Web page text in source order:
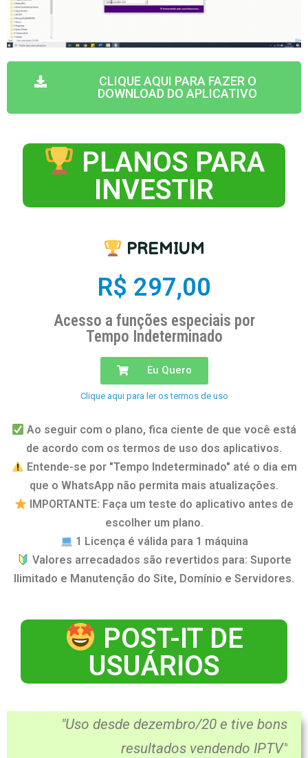
CLIQUE AQUI PARA FAZER O
DOWNLOAD DO APLICATIVO
PLANOS PARA
INVESTIR
PREMIUM
R$ 297,00
Acesso a funções especiais por
Tempo Indeterminado
Eu Quero
Clique aqui para ler os termos de uso
Ao seguir com o plano, fica ciente de que você está
de acordo com os termos de uso dos aplicativos.
Entende-se por "Tempo Indeterminado" até o dia em
que o WhatsApp não permita mais atualizações.
IMPORTANTE: Faça um teste do aplicativo antes de
escolher um plano.
1 Licença é válida para 1 máquina
Valores arrecadados são revertidos para: Suporte
Ilimitado e Manutenção do Site, Domínio e Servidores.
POST-IT DE
USUÁRIOS
"Uso desde dezembro/20 e tive bons
resultados vendendo IPTV"